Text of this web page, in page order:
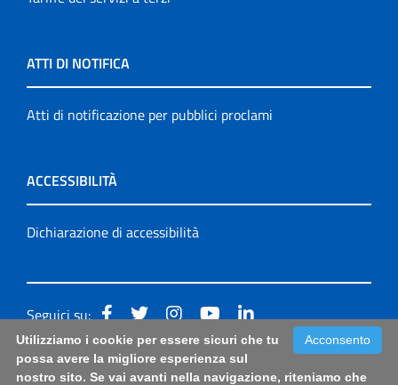
ATTI DI NOTIFICA
Atti di notificazione per pubblici proclami
ACCESSIBILITÀ
Dichiarazione di accessibilità
Seguici su:
Accessibilità: form di segnalazione di prima istanza per
Acconsento
Utilizziamo i cookie per essere sicuri che tu
possa avere la migliore esperienza sul
nostro sito. Se vai avanti nella navigazione, riteniamo che